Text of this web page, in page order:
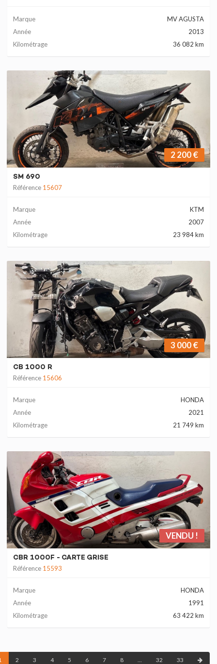
Marque
MV AGUSTA
Année
2013
Kilométrage
36 082 km
2 200 €
SM 690
Référence 15607
Marque
KTM
Année
2007
Kilométrage
23 984 km
3 000 €
CB 1000 R
Référence 15606
Marque
HONDA
Année
2021
Kilométrage
21 749 km
VENDU !
CBR 1000F - CARTE GRISE
Référence 15593
Marque
HONDA
Année
1991
Kilométrage
63 422 km
2 3 4 5 6 7 8 ... 32 33